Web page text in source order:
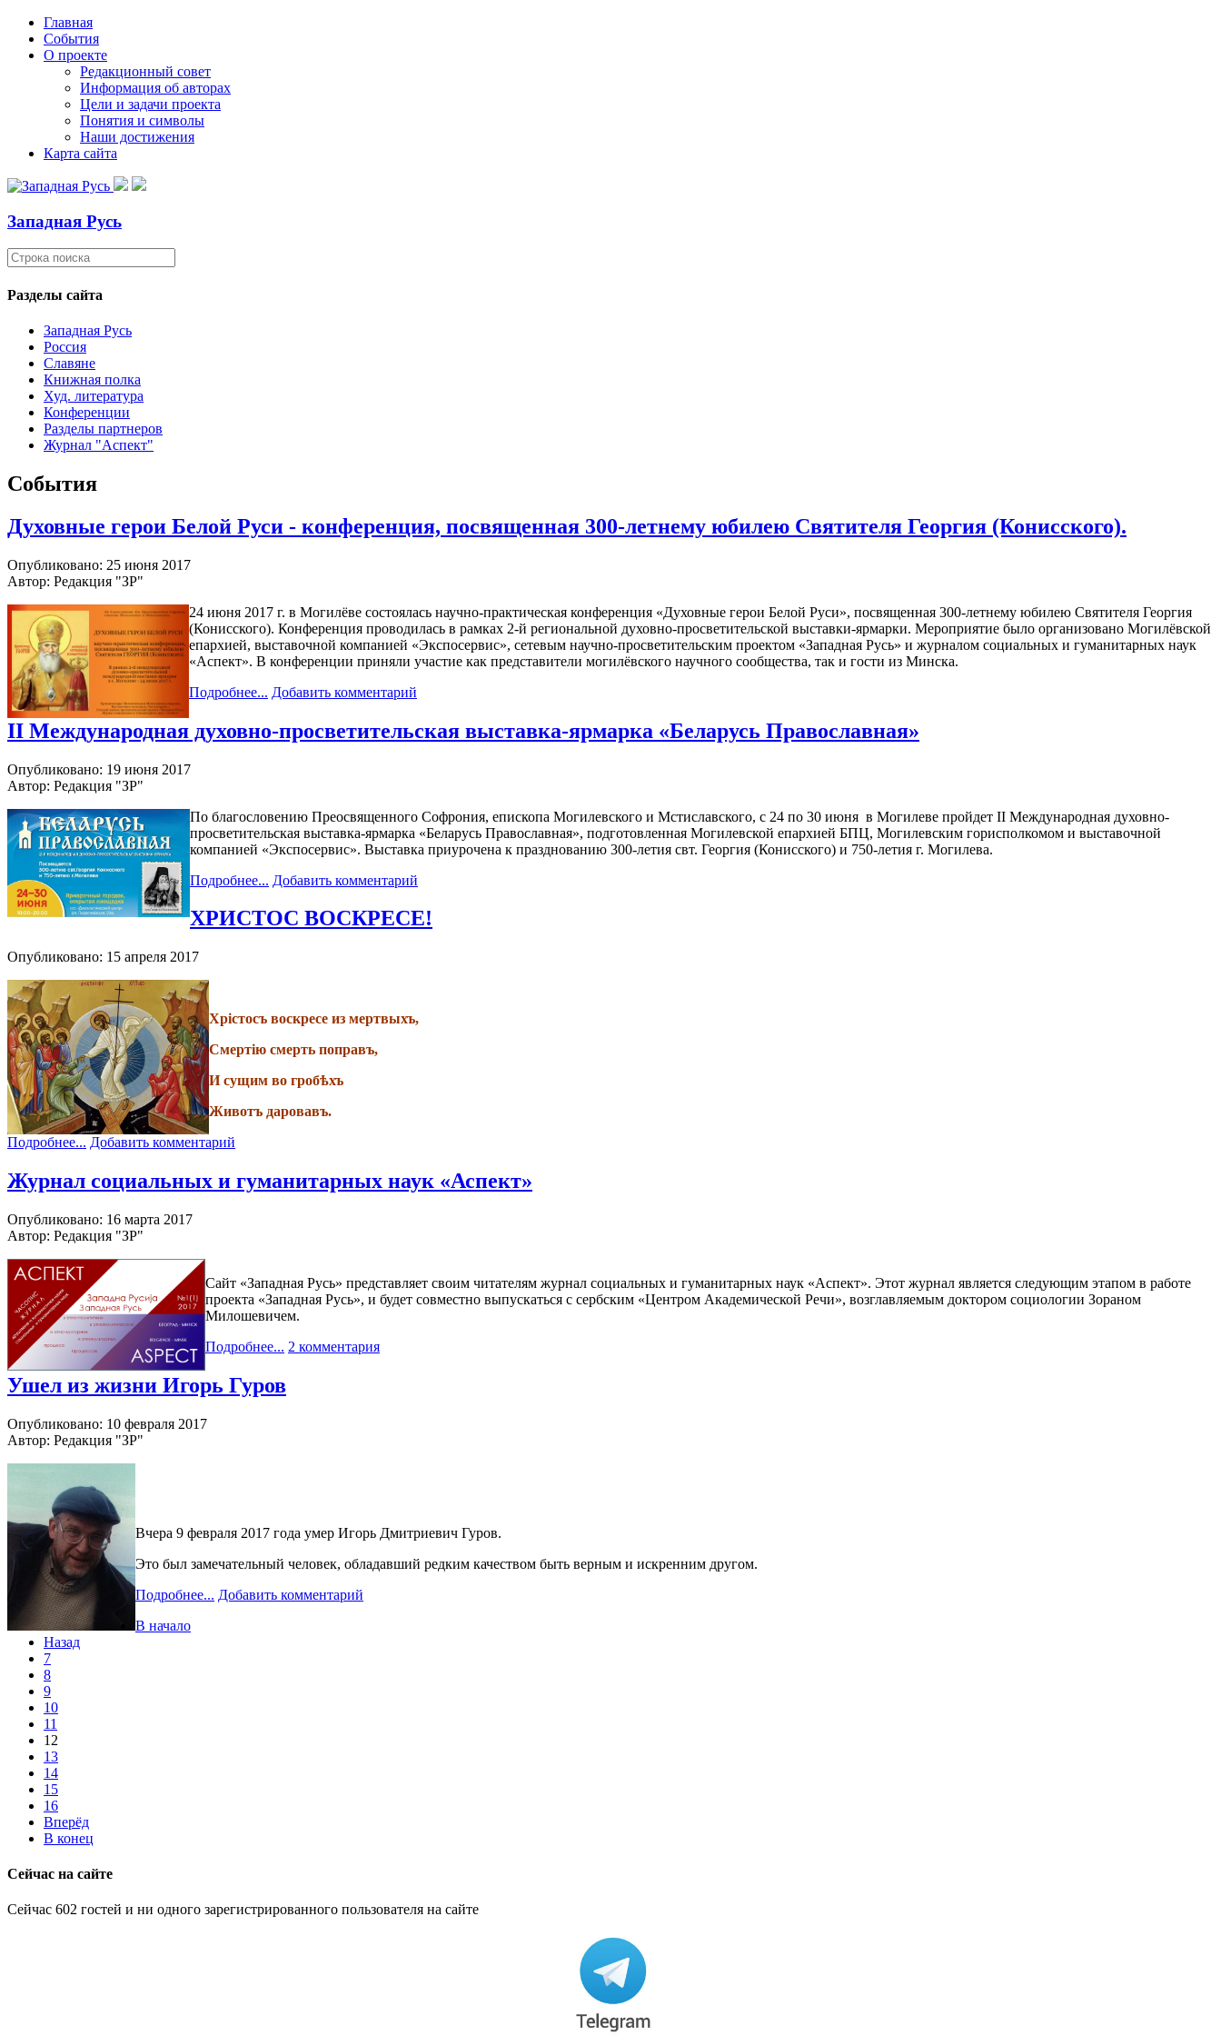
Главная
События
О проекте
Редакционный совет
Информация об авторах
Цели и задачи проекта
Понятия и символы
Наши достижения
Карта сайта
Западная Русь
Разделы сайта
Западная Русь
Россия
Славяне
Книжная полка
Худ. литература
Конференции
Разделы партнеров
Журнал "Аспект"
События
Духовные герои Белой Руси - конференция, посвященная 300-летнему юбилею Святителя Георгия (Конисского).
Опубликовано: 25 июня 2017
Автор: Редакция "ЗР"
24 июня 2017 г. в Могилёве состоялась научно-практическая конференция «Духовные герои Белой Руси», посвященная 300-летнему юбилею Святителя Георгия
(Конисского). Конференция проводилась в рамках 2-й региональной духовно-просветительской выставки-ярмарки. Мероприятие было организовано Могилёвской
епархией, выставочной компанией «Экспосервис», сетевым научно-просветительским проектом «Западная Русь» и журналом социальных и гуманитарных наук
«Аспект». В конференции приняли участие как представители могилёвского научного сообщества, так и гости из Минска.
Подробнее... Добавить комментарий
II Международная духовно-просветительская выставка-ярмарка «Беларусь Православная»
Опубликовано: 19 июня 2017
Автор: Редакция "ЗР"
По благословению Преосвященного Софрония, епископа Могилевского и Мстиславского, с 24 по 30 июня в Могилеве пройдет II Международная духовно-
просветительская выставка-ярмарка «Беларусь Православная», подготовленная Могилевской епархией БПЦ, Могилевским горисполкомом и выставочной
компанией «Экспосервис». Выставка приурочена к празднованию 300-летия свт. Георгия (Конисского) и 750-летия г. Могилева.
Подробнее... Добавить комментарий
ХРИСТОС ВОСКРЕСЕ!
Опубликовано: 15 апреля 2017
Хрiстосъ воскресе из мертвыхъ,
Смертiю смерть поправъ,
И сущим во гробѣхъ
Животъ даровавъ.
Подробнее... Добавить комментарий
Журнал социальных и гуманитарных наук «Аспект»
Опубликовано: 16 марта 2017
Автор: Редакция "ЗР"
Сайт «Западная Русь» представляет своим читателям журнал социальных и гуманитарных наук «Аспект». Этот журнал является следующим этапом в работе
проекта «Западная Русь», и будет совместно выпускаться с сербским «Центром Академической Речи», возглавляемым доктором социологии Зораном
Милошевичем.
Подробнее... 2 комментария
Ушел из жизни Игорь Гуров
Опубликовано: 10 февраля 2017
Автор: Редакция "ЗР"
Вчера 9 февраля 2017 года умер Игорь Дмитриевич Гуров.
Это был замечательный человек, обладавший редким качеством быть верным и искренним другом.
Подробнее... Добавить комментарий
В начало
Назад
7
8
9
10
11
12
13
14
15
16
Вперёд
В конец
Сейчас на сайте
Сейчас 602 гостей и ни одного зарегистрированного пользователя на сайте